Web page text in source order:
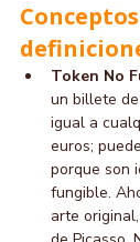
Token No
un billete
igual a
euros;
porque son
fungible.
arte